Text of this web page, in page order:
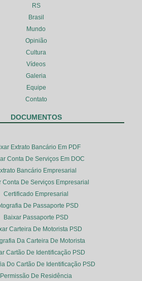
RS
Brasil
Mundo
Opinião
Cultura
Vídeos
Galeria
Equipe
Contato
DOCUMENTOS
Extrato Bancário Em PDF
Conta De Serviços Em DOC
Bancário Empresarial
Conta De Serviços Empresarial
Certificado Empresarial
De Passaporte PSD
Baixar Passaporte PSD
Carteira De Motorista PSD
Da Carteira De Motorista
Cartão De Identificação PSD
Do Cartão De Identificação PSD
Permissão De Residência